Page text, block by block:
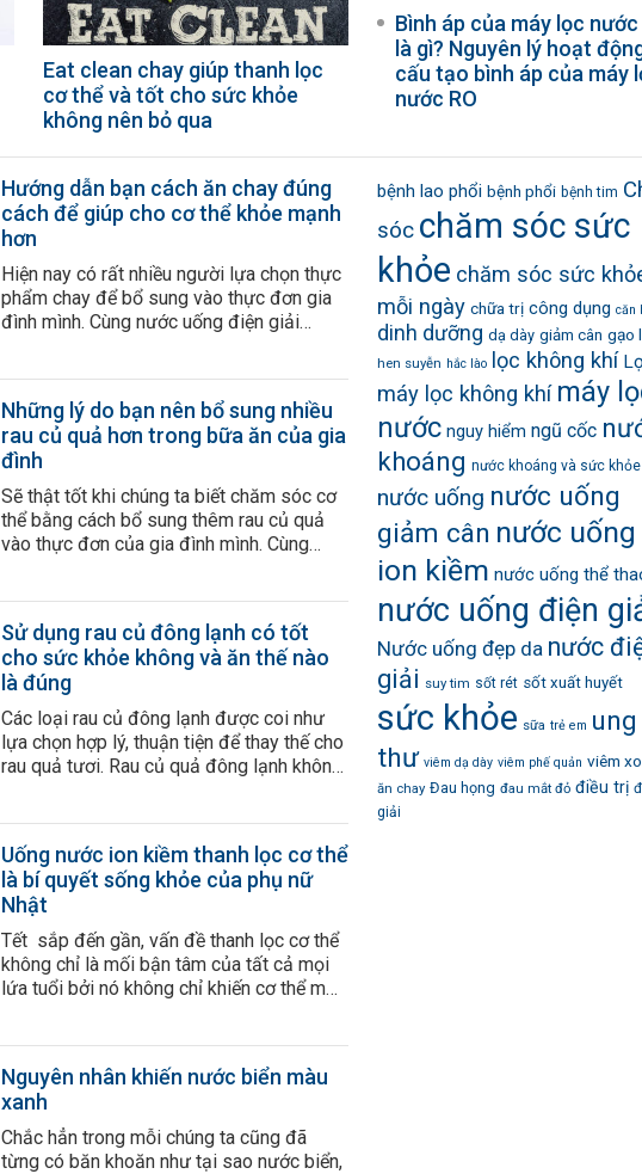
Eat clean chay giúp thanh lọc
cơ thể và tốt cho sức khỏe
không nên bỏ qua
Bình áp của máy lọc nước
là gì? Nguyên lý hoạt
cấu tạo bình áp của máy
nước RO
Hướng dẫn bạn cách ăn chay đúng
cách để giúp cho cơ thể khỏe mạnh
hơn
Hiện nay có rất nhiều người lựa chọn thực
phẩm chay để bổ sung vào thực đơn gia
đình mình. Cùng nước uống điện giải
chọn chế độ ăn […]
Những lý do bạn nên bổ sung nhiều
rau củ quả hơn trong bữa ăn của gia
đình
Sẽ thật tốt khi chúng ta biết chăm sóc cơ
thể bằng cách bổ sung thêm rau củ quả
vào thực đơn của gia đình mình. Cùng
cơ […]
Sử dụng rau củ đông lạnh có tốt
cho sức khỏe không và ăn thế nào
là đúng
Các loại rau củ đông lạnh được coi như
lựa chọn hợp lý, thuận tiện để thay thế cho
rau quả tươi. Rau củ quả đông lạnh không
Uống nước ion kiềm thanh lọc cơ thể
là bí quyết sống khỏe của phụ nữ
Nhật
Tết sắp đến gần, vấn đề thanh lọc cơ thể
không chỉ là mối bận tâm của tất cả mọi
lứa tuổi bởi nó không chỉ khiến cơ thể mất
Nguyên nhân khiến nước biển màu
xanh
Chắc hẳn trong mỗi chúng ta cũng đã
từng có băn khoăn như tại sao nước biển,
bệnh lao phổi bệnh phổi bệnh tim
sóc chăm sóc sức
khỏe chăm sóc sức
mỗi ngày chữa trị công dụng căn
dinh dưỡng dạ dày giảm cân gạo
hen suyễn hắc lào lọc không khí
máy lọc không khí máy
nước nguy hiểm ngũ cốc
khoáng nước khoáng và sức khỏe
nước uống nước uống
giảm cân nước uống
ion kiềm nước uống thể
nước uống điện
Nước uống đẹp da nước
giải suy tim sốt rét sốt xuất huyết
sức khỏe sữa trẻ em ung
thư viêm dạ dày viêm phế quản viêm
ăn chay Đau họng đau mắt đỏ điều trị
giải